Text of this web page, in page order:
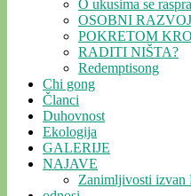
O ukusima se
OSOBNI RAZVOJ
POKRETOM
RADITI NIŠTA?
Redemptisong
Chi gong
Članci
Duhovnost
Ekologija
GALERIJE
NAJAVE
Zanimljivosti izvan